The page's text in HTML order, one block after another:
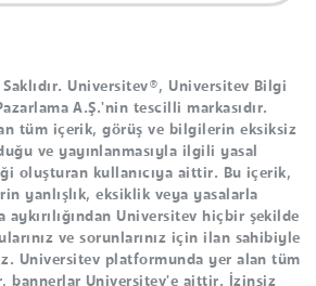
Universitev®, Universitev Bilgi
A.Ş.'nin tescilli markasıdır.
tüm içerik, görüş ve bilgilerin eksiksiz
ve yayınlanmasıyla ilgili yasal
oluşturan kullanıcıya aittir. Bu içerik,
yanlışlık, eksiklik veya yasalarla
Universitev hiçbir şekilde
ve sorunlarınız için ilan sahibiyle
Universitev platformunda yer alan tüm
bannerlar Universitev'e aittir. İzinsiz